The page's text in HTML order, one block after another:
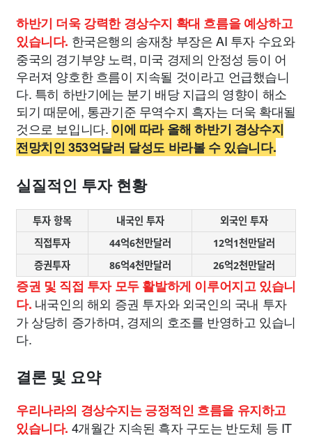
하반기 더욱 강력한 경상수지 확대 흐름을 예상하고
있습니다. 한국은행의 송재창 부장은 AI 투자 수요와
중국의 경기부양 노력, 미국 경제의 안정성 등이 어
우러져 양호한 흐름이 지속될 것이라고 언급했습니
다. 특히 하반기에는 분기 배당 지급의 영향이 해소
되기 때문에, 통관기준 무역수지 흑자는 더욱 확대될
것으로 보입니다. 이에 따라 올해 하반기 경상수지
전망치인 353억달러 달성도 바라볼 수 있습니다.
실질적인 투자 현황
투자 항목 내국인 투자
외국인 투자
직접투자
44억6천만달러
12억1천만달러
증권투자
86억4천만달러 26억2천만달러
증권 및 직접 투자 모두 활발하게 이루어지고 있습니
다. 내국인의 해외 증권 투자와 외국인의 국내 투자
가 상당히 증가하며, 경제의 호조를 반영하고 있습니
다.
결론 및 요약
우리나라의 경상수지는 긍정적인 흐름을 유지하고
있습니다. 4개월간 지속된 흑자 구도는 반도체 등 IT